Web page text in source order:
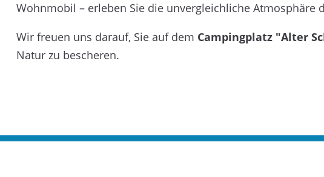
Wohnmobil – erleben Sie die unvergleichliche Atmosphäre
Wir freuen uns darauf, Sie auf dem Campingplatz "Alter
Natur zu bescheren.